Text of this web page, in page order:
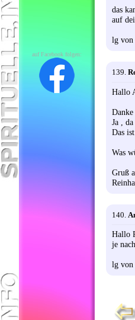
auf Facebook folgen:
das
auf
lg von
139.
Hallo
Ja ,
Das
Was
Gruß
140.
Hallo
je
lg von